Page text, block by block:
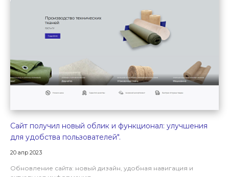
Сайт получил новый облик и функционал: улучшения
для удобства пользователей".
20 апр 2023
Обновление сайта: новый дизайн, удобная навигация и